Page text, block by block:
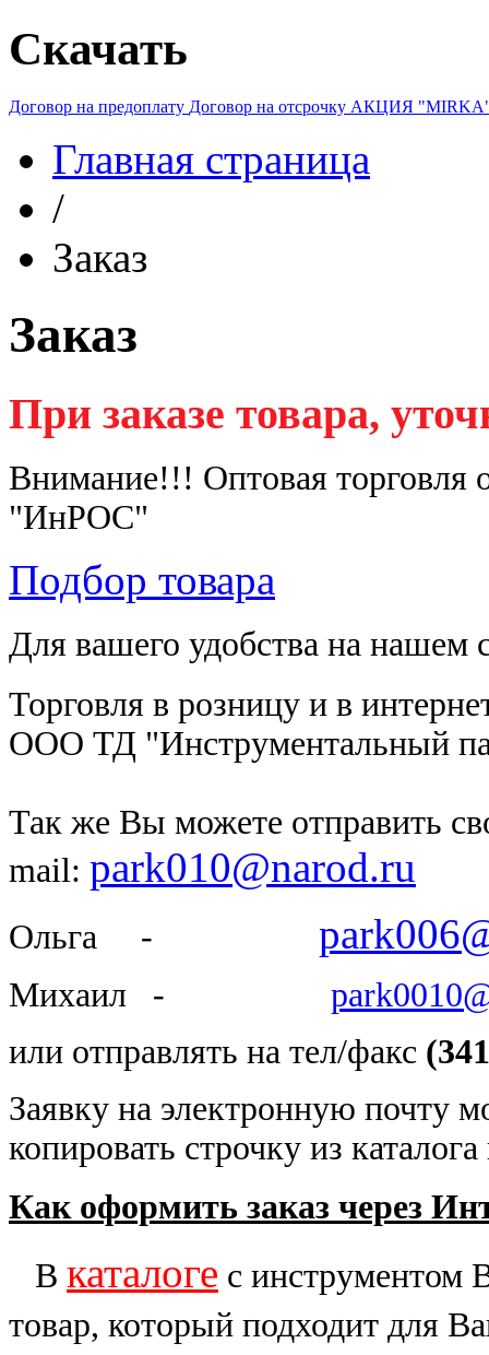
Скачать
Договор на предоплату Договор на отсрочку АКЦИЯ
Главная страница
/
Заказ
Заказ
При заказе товара,
Внимание!!! Оптовая
"ИнРОС"
Подбор товара
Для вашего удобства на нашем
Торговля в розницу и в
ООО ТД "Инструментальный
Так же Вы можете отправить
mail: park010@narod.ru
Ольга -
Михаил -
или отправлять на тел/факс
Заявку на электронную почту
копировать строчку из
Как оформить заказ через
В каталоге с инструментом
товар, который подходит для